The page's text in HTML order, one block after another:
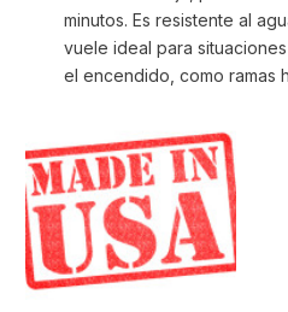
minutos. Es resistente al
vuele ideal para
el encendido, como ramas